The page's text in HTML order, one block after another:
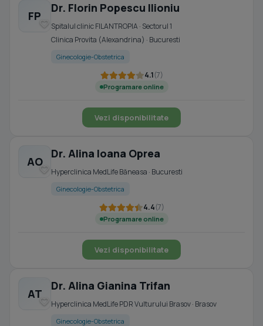
FP
Dr. Florin Popescu Ilioniu
Spitalul clinic FILANTROPIA · Sectorul 1
Clinica Provita (Alexandrina) · Bucuresti
Ginecologie-Obstetrica
4.1(7)
Programare online
Vezi disponibilitate
AO
Dr. Alina Ioana Oprea
Hyperclinica MedLife Băneasa · Bucuresti
Ginecologie-Obstetrica
4.4(7)
Programare online
Vezi disponibilitate
AT
Dr. Alina Gianina Trifan
Hyperclinica MedLife PDR Vulturului Brasov · Brasov
Ginecologie-Obstetrica